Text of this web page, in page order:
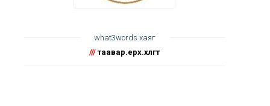
what3words хаяг
/// таавар.ерөөх.хөлөгт